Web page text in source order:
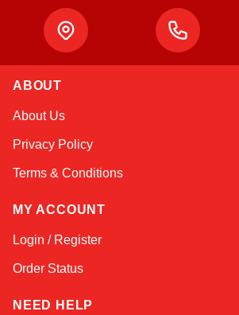
ABOUT
About Us
Privacy Policy
Terms & Conditions
MY ACCOUNT
Login / Register
Order Status
NEED HELP